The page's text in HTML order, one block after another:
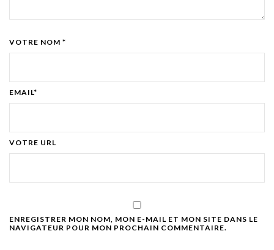
VOTRE NOM *
EMAIL*
VOTRE URL
ENREGISTRER MON NOM, MON E-MAIL ET MON SITE DANS LE
NAVIGATEUR POUR MON PROCHAIN COMMENTAIRE.